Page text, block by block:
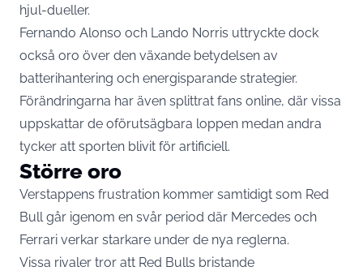
hjul-dueller.
Fernando Alonso och Lando Norris uttryckte dock
också oro över den växande betydelsen av
batterihantering och energisparande strategier.
Förändringarna har även splittrat fans online, där vissa
uppskattar de oförutsägbara loppen medan andra
tycker att sporten blivit för artificiell.
Större oro
Verstappens frustration kommer samtidigt som Red
Bull går igenom en svår period där Mercedes och
Ferrari verkar starkare under de nya reglerna.
Vissa rivaler tror att Red Bulls bristande